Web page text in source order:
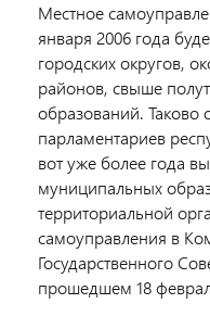
Местное
января 2006 года
городских округов,
районов, свыше
образований. Таково
парламентариев
вот уже более года
муниципальных
территориальной
самоуправления в
Государственного
прошедшем 18